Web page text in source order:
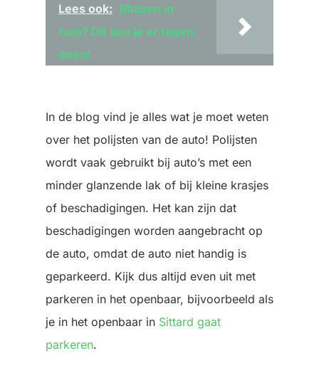
Lees ook: Muizen in
huis? Dit kun je er tegen
doen!
In de blog vind je alles wat je moet weten
over het polijsten van de auto! Polijsten
wordt vaak gebruikt bij auto’s met een
minder glanzende lak of bij kleine krasjes
of beschadigingen. Het kan zijn dat
beschadigingen worden aangebracht op
de auto, omdat de auto niet handig is
geparkeerd. Kijk dus altijd even uit met
parkeren in het openbaar, bijvoorbeeld als
je in het openbaar in Sittard gaat
parkeren.